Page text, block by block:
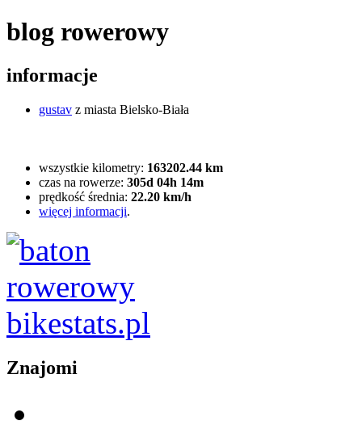
blog rowerowy
informacje
gustav z miasta Bielsko-Biała
wszystkie kilometry: 163202.44 km
czas na rowerze: 305d 04h 14m
prędkość średnia: 22.20 km/h
więcej informacji.
Znajomi